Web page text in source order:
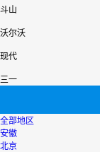
斗山
沃尔沃
现代
三一
全部地区
安徽
北京